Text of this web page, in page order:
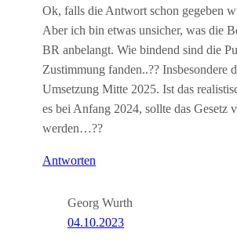
Ok, falls die Antwort schon gegeben
Aber ich bin etwas unsicher, was die
BR anbelangt. Wie bindend sind die
Zustimmung fanden..?? Insbesondere
Umsetzung Mitte 2025. Ist das
es bei Anfang 2024, sollte das Gesetz
werden…??
Antworten
Georg Wurth
04.10.2023